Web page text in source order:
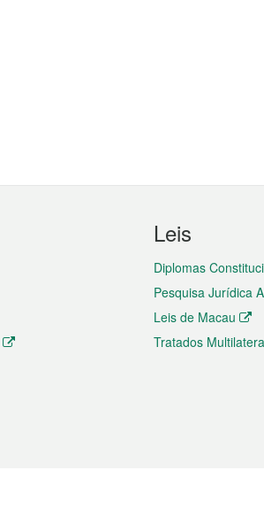
Leis
Diplomas
Pesquisa Jurídica
Leis de Macau
Tratados